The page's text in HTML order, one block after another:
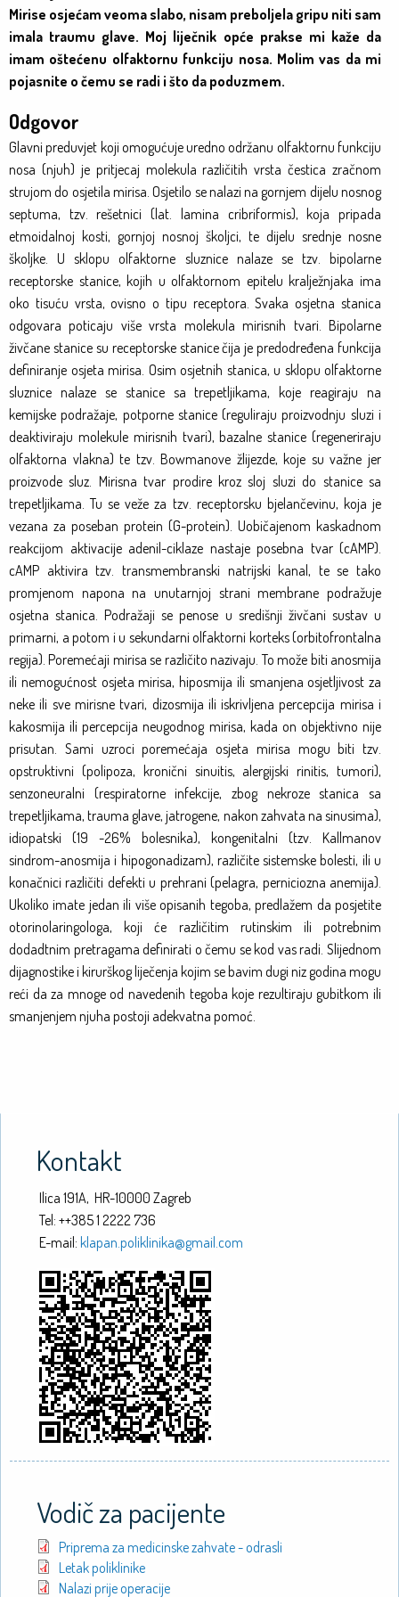
Mirise osjećam veoma slabo, nisam preboljela gripu niti sam
imala traumu glave. Moj liječnik opće prakse mi kaže da
imam oštećenu olfaktornu funkciju nosa. Molim vas da mi
pojasnite o čemu se radi i što da poduzmem.
Odgovor
Glavni preduvjet koji omogućuje uredno održanu olfaktornu funkciju
nosa (njuh) je pritjecaj molekula različitih vrsta čestica zračnom
strujom do osjetila mirisa. Osjetilo se nalazi na gornjem dijelu nosnog
septuma, tzv. rešetnici (lat. lamina cribriformis), koja pripada
etmoidalnoj kosti, gornjoj nosnoj školjci, te dijelu srednje nosne
školjke. U sklopu olfaktorne sluznice nalaze se tzv. bipolarne
receptorske stanice, kojih u olfaktornom epitelu kralježnjaka ima
oko tisuću vrsta, ovisno o tipu receptora. Svaka osjetna stanica
odgovara poticaju više vrsta molekula mirisnih tvari. Bipolarne
živčane stanice su receptorske stanice čija je predodređena funkcija
definiranje osjeta mirisa. Osim osjetnih stanica, u sklopu olfaktorne
sluznice nalaze se stanice sa trepetljikama, koje reagiraju na
kemijske podražaje, potporne stanice (reguliraju proizvodnju sluzi i
deaktiviraju molekule mirisnih tvari), bazalne stanice (regeneriraju
olfaktorna vlakna) te tzv. Bowmanove žlijezde, koje su važne jer
proizvode sluz. Mirisna tvar prodire kroz sloj sluzi do stanice sa
trepetljikama. Tu se veže za tzv. receptorsku bjelančevinu, koja je
vezana za poseban protein (G-protein). Uobičajenom kaskadnom
reakcijom aktivacije adenil-ciklaze nastaje posebna tvar (cAMP).
cAMP aktivira tzv. transmembranski natrijski kanal, te se tako
promjenom napona na unutarnjoj strani membrane podražuje
osjetna stanica. Podražaji se penose u središnji živčani sustav u
primarni, a potom i u sekundarni olfaktorni korteks (orbitofrontalna
regija). Poremećaji mirisa se različito nazivaju. To može biti anosmija
ili nemogućnost osjeta mirisa, hiposmija ili smanjena osjetljivost za
neke ili sve mirisne tvari, dizosmija ili iskrivljena percepcija mirisa i
kakosmija ili percepcija neugodnog mirisa, kada on objektivno nije
prisutan. Sami uzroci poremećaja osjeta mirisa mogu biti tzv.
opstruktivni (polipoza, kronični sinuitis, alergijski rinitis, tumori),
senzoneuralni (respiratorne infekcije, zbog nekroze stanica sa
trepetljikama, trauma glave, jatrogene, nakon zahvata na sinusima),
idiopatski (19 -26% bolesnika), kongenitalni (tzv. Kallmanov
sindrom-anosmija i hipogonadizam), različite sistemske bolesti, ili u
konačnici različiti defekti u prehrani (pelagra, perniciozna anemija).
Ukoliko imate jedan ili više opisanih tegoba, predlažem da posjetite
otorinolaringologa, koji će različitim rutinskim ili potrebnim
dodadtnim pretragama definirati o čemu se kod vas radi. Slijednom
dijagnostike i kirurškog liječenja kojim se bavim dugi niz godina mogu
reći da za mnoge od navedenih tegoba koje rezultiraju gubitkom ili
smanjenjem njuha postoji adekvatna pomoć.
Kontakt
Ilica 191A, HR-10000 Zagreb
Tel: ++385 1 2222 736
E-mail: klapan.poliklinika@gmail.com
Vodič za pacijente
Priprema za medicinske zahvate - odrasli
Letak poliklinike
Nalazi prije operacije